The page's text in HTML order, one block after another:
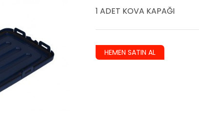
1 ADET KOVA KAPAĞI
HEMEN SATIN AL